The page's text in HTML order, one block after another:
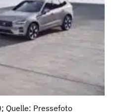
Quelle: Pressefoto